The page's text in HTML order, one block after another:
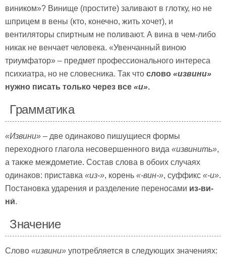
виником»? Винище (простите) заливают в глотку, но не
шприцем в вены (кто, конечно, жить хочет), и
вентиляторы спиртным не поливают. А вина в чем-либо
никак не венчает человека. «Увенчанный виною
триумфатор» – предмет профессионального интереса
психиатра, но не словесника. Так что слово «извини»
нужно писать только через все «и».
Грамматика
«Извини» – две одинаково пишущиеся формы
переходного глагола несовершенного вида «извинить»,
а также междометие. Состав слова в обоих случаях
одинаков: приставка «из-», корень «-вин-», суффикс «-и».
Постановка ударения и разделение переносами из-ви-
ни́.
Значение
Слово «извини» употребляется в следующих значениях: